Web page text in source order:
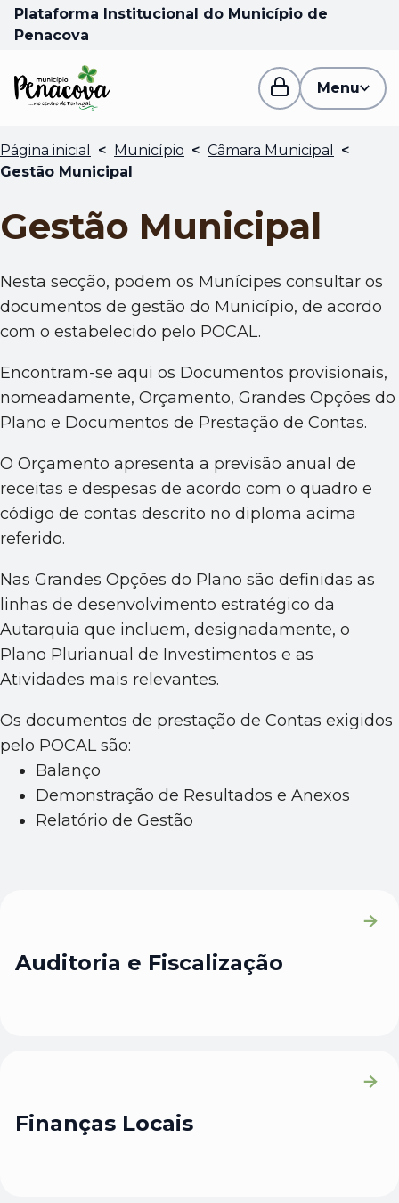
Plataforma Institucional do Município de
Penacova
Menu
Página inicial < Município < Câmara Municipal
<
Gestão Municipal
Gestão Municipal
Nesta secção, podem os Munícipes consultar os
documentos de gestão do Município, de acordo
com o estabelecido pelo POCAL.
Encontram-se aqui os Documentos provisionais,
nomeadamente, Orçamento, Grandes Opções do
Plano e Documentos de Prestação de Contas.
O Orçamento apresenta a previsão anual de
receitas e despesas de acordo com o quadro e
código de contas descrito no diploma acima
referido.
Nas Grandes Opções do Plano são definidas as
linhas de desenvolvimento estratégico da
Autarquia que incluem, designadamente, o
Plano Plurianual de Investimentos e as
Atividades mais relevantes.
Os documentos de prestação de Contas exigidos
pelo POCAL são:
Balanço
Demonstração de Resultados e Anexos
Relatório de Gestão
Auditoria e Fiscalização
Finanças Locais